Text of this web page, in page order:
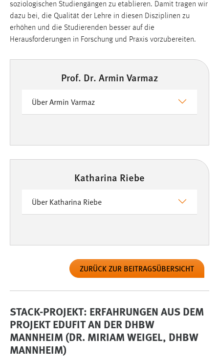
soziologischen Studiengängen zu etablieren. Damit tragen wir
dazu bei, die Qualität der Lehre in diesen Disziplinen zu
erhöhen und die Studierenden besser auf die
Herausforderungen in Forschung und Praxis vorzubereiten.
Prof. Dr. Armin Varmaz
Über Armin Varmaz
Katharina Riebe
Über Katharina Riebe
ZURÜCK ZUR BEITRAGSÜBERSICHT
STACK-PROJEKT: ERFAHRUNGEN AUS DEM
PROJEKT EDUFIT AN DER DHBW
MANNHEIM (DR. MIRIAM WEIGEL, DHBW
MANNHEIM)